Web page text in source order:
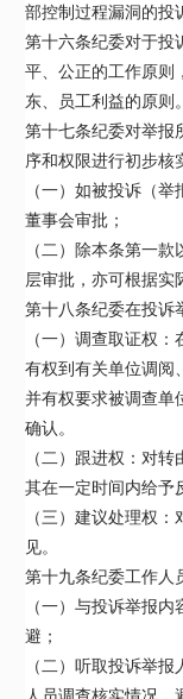
部控制过程漏洞的投
第十六条纪委对于投
平、公正的工作原则
东、员工利益的原则。
第十七条纪委对举报
序和权限进行初步核
（一）如被投诉（
董事会审批；
（二）除本条第一
层审批，亦可根据实
第十八条纪委在投诉
（一）调查取证权
有权到有关单位调阅
并有权要求被调查单
确认。
（二）跟进权：对
其在一定时间内给予
（三）建议处理权
见。
第十九条纪委工作人
（一）与投诉举报
避；
（二）听取投诉举
人员调查核实情况，